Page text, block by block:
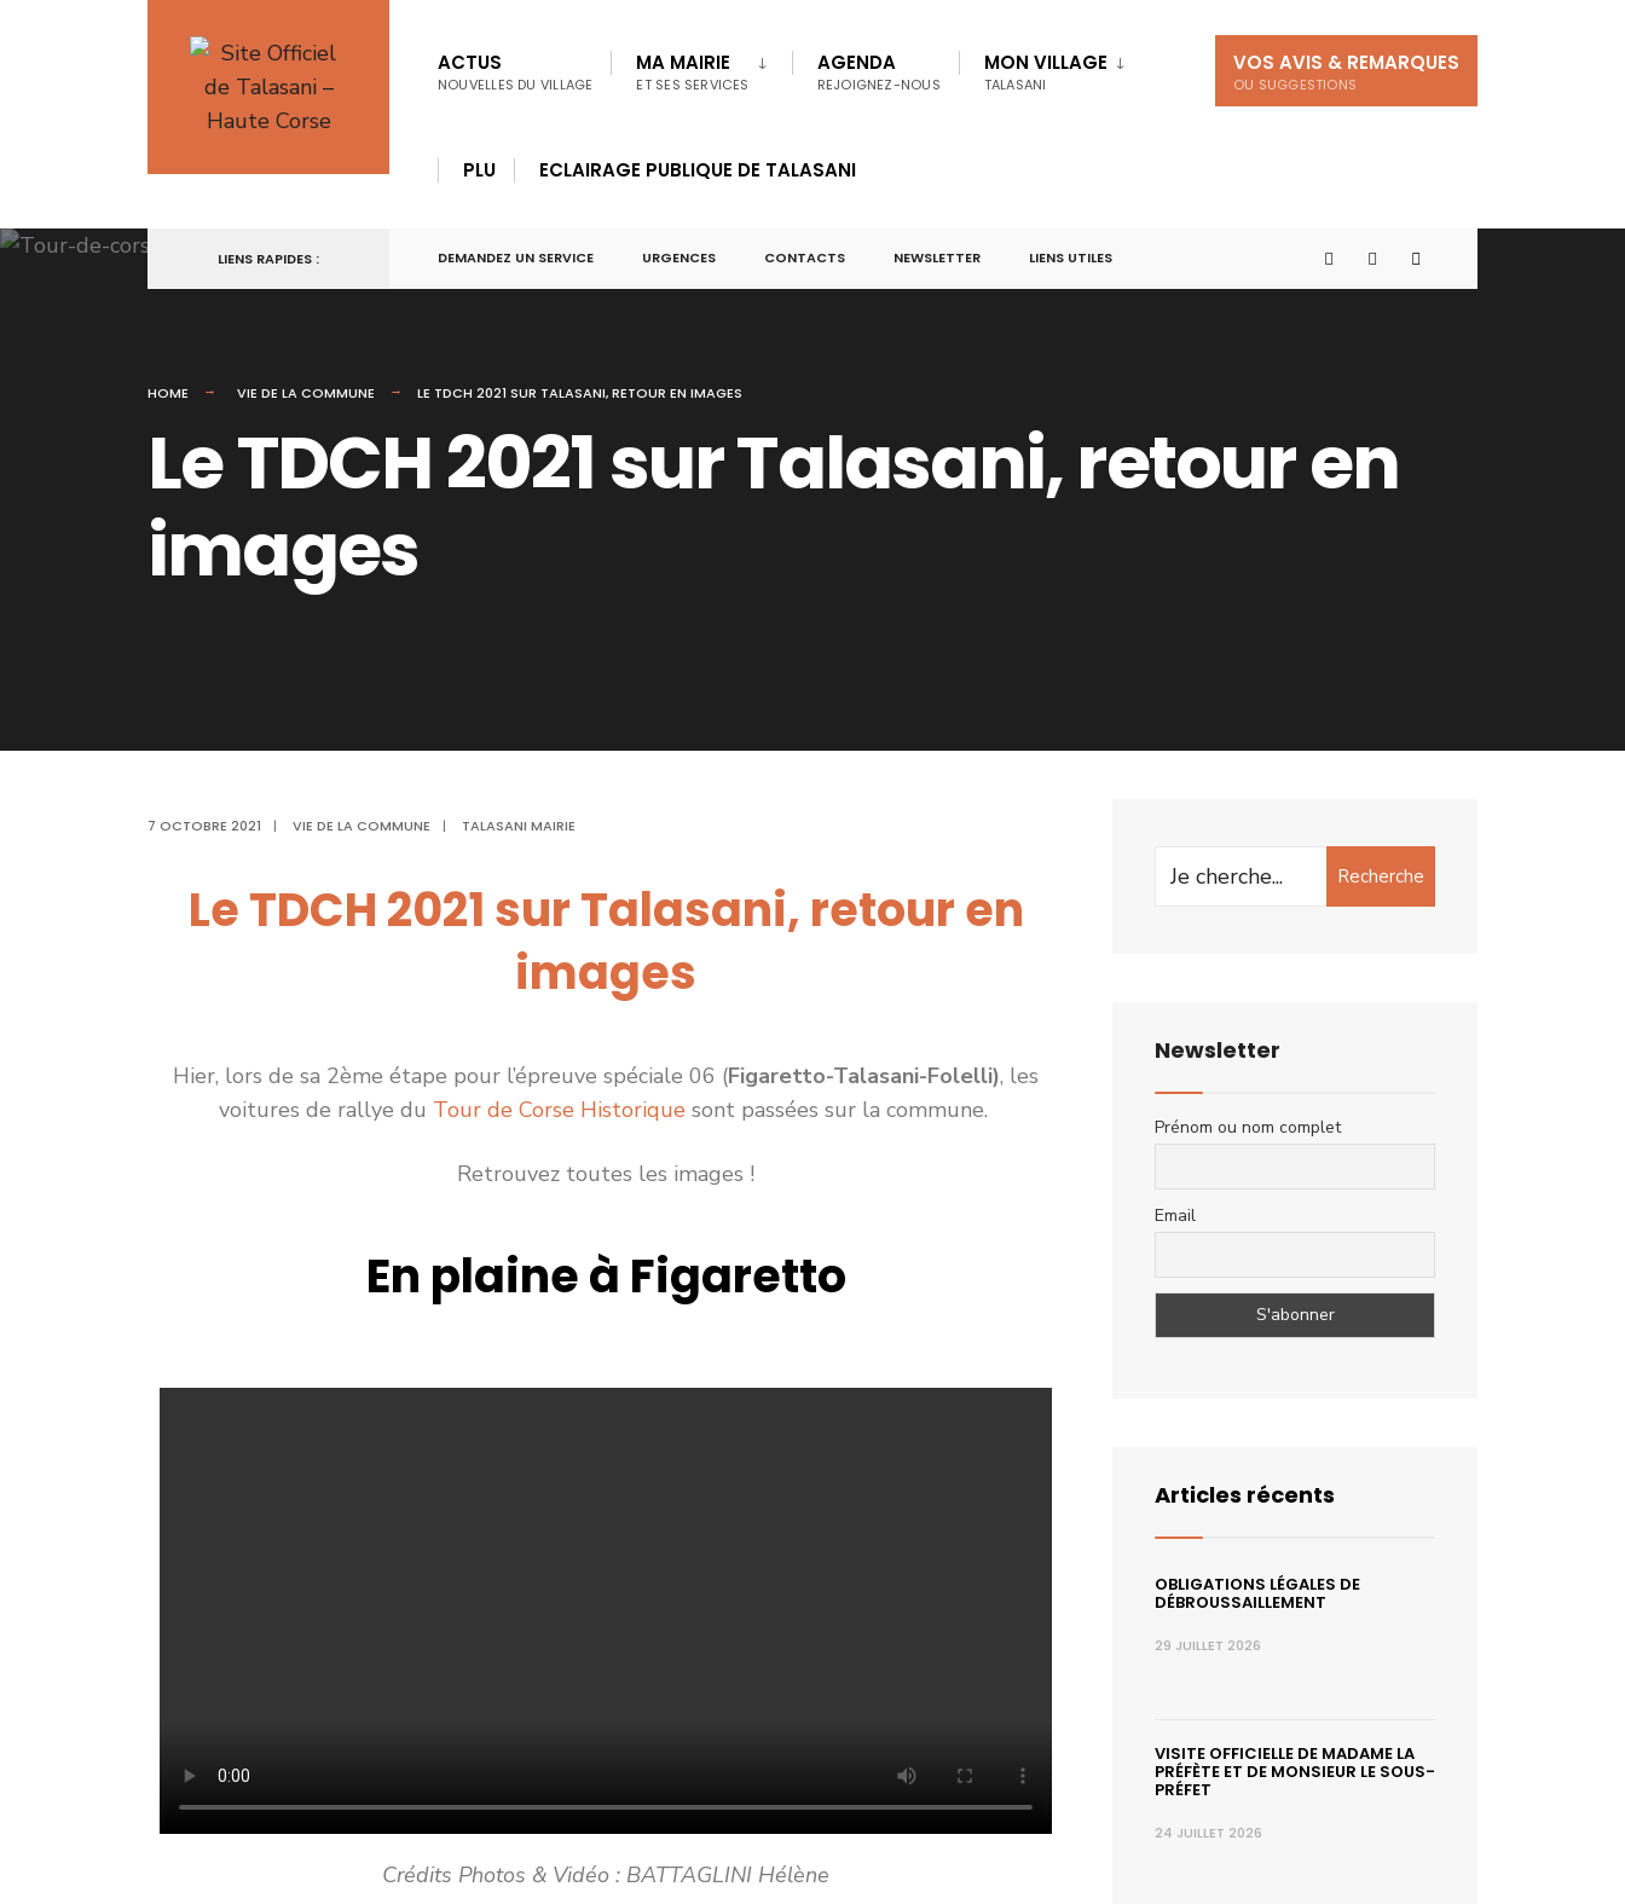
ACTUS
NOUVELLES DU VILLAGE
MA MAIRIE
ET SES SERVICES
AGENDA
REJOIGNEZ-NOUS
MON VILLAGE
TALASANI
VOS AVIS & REMARQUES
OU SUGGESTIONS
PLU ECLAIRAGE PUBLIQUE DE TALASANI
LIENS RAPIDES : DEMANDEZ UN SERVICE URGENCES CONTACTS NEWSLETTER LIENS UTILES
HOME VIE DE LA COMMUNE LE TDCH 2021 SUR TALASANI, RETOUR EN IMAGES
Le TDCH 2021 sur Talasani, retour en
images
7 OCTOBRE 2021 | VIE DE LA COMMUNE | TALASANI MAIRIE
Le TDCH 2021 sur Talasani, retour en
images
Hier, lors de sa 2ème étape pour l’épreuve spéciale 06 (Figaretto-Talasani-Folelli), les
voitures de rallye du Tour de Corse Historique sont passées sur la commune.
Retrouvez toutes les images !
En plaine à Figaretto
Crédits Photos & Vidéo : BATTAGLINI Hélène
Recherche
Newsletter
Prénom ou nom complet
Email
Articles récents
OBLIGATIONS LÉGALES DE
DÉBROUSSAILLEMENT
29 JUILLET 2026
VISITE OFFICIELLE DE MADAME LA
PRÉFÈTE ET DE MONSIEUR LE SOUS-
PRÉFET
24 JUILLET 2026